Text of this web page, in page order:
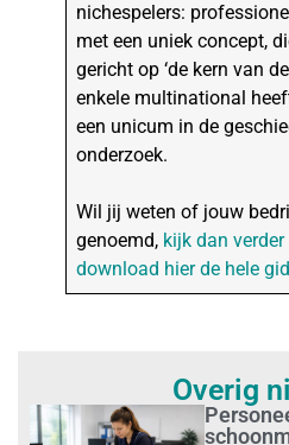
nichespelers:
met een uniek concept,
gericht op ‘de kern van
enkele multinational
een unicum in de
onderzoek.
Wil jij weten of jouw
genoemd, kijk dan
download hier de hele
Overig